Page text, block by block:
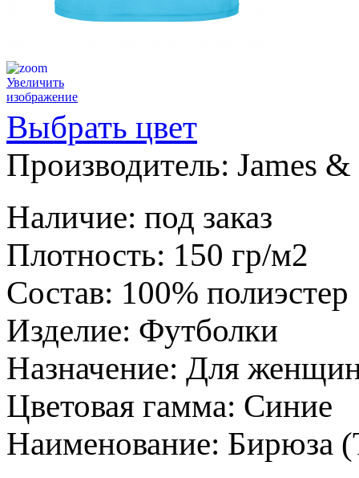
Увеличить
изображение
Выбрать цвет
Производитель: James
Наличие: под заказ
Плотность: 150 гр/м2
Состав: 100% полиэстер
Изделие: Футболки
Назначение: Для
Цветовая гамма: Синие
Наименование: Бирюза